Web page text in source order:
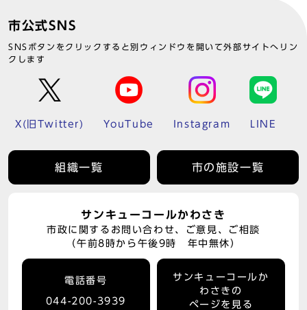
市公式SNS
SNSボタンをクリックすると別ウィンドウを開いて外部サイトへリン
クします
X(旧Twitter) YouTube Instagram LINE
組織一覧 市の施設一覧
サンキューコールかわさき
市政に関するお問い合わせ、ご意見、ご相談
（午前8時から午後9時 年中無休）
電話番号
044-200-3939
サンキューコールか
わさきの
ページを見る